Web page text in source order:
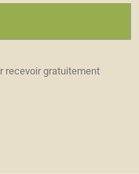
recevoir gratuitement